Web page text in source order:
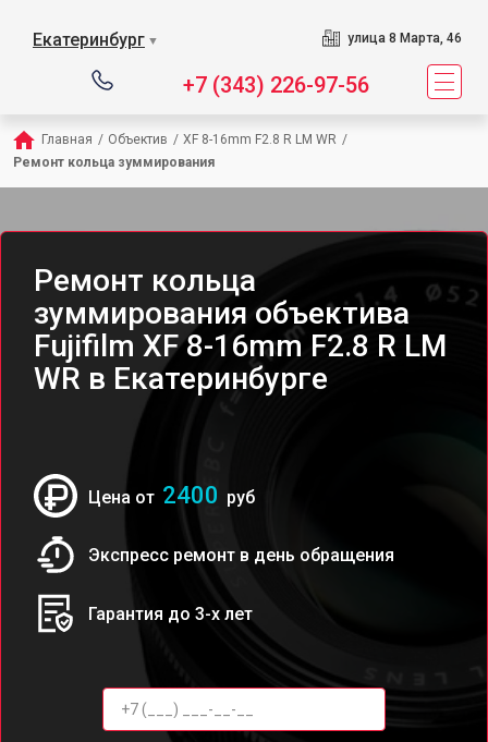
Екатеринбург ▼ улица 8 Марта, 46
+7 (343) 226-97-56
Главная / Объектив / XF 8-16mm F2.8 R LM WR /
Ремонт кольца зуммирования
Ремонт кольца
зуммирования объектива
Fujifilm XF 8-16mm F2.8 R LM
WR в Екатеринбурге
Цена от 2400 руб
Экспресс ремонт в день обращения
Гарантия до 3-х лет